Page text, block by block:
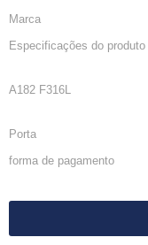
Marca
Especificações do produto
A182 F316L
Porta
forma de pagamento